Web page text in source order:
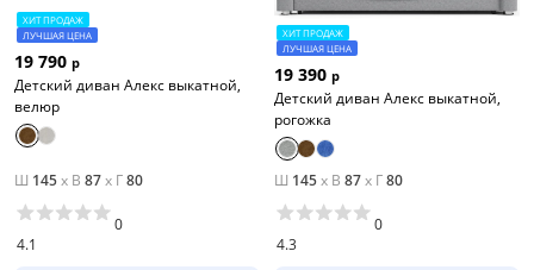
ХИТ ПРОДАЖ
ЛУЧШАЯ ЦЕНА
19 790 р
Детский диван Алекс выкатной,
велюр
Ш 145x В 87x Г80
4.1
0
ХИТ ПРОДАЖ
ЛУЧШАЯ ЦЕНА
19 390 р
Детский диван Алекс выкатной,
рогожка
Ш 145x В 87x Г80
4.3
0